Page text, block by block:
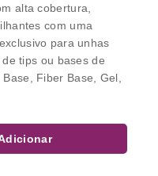
alta cobertura,
com uma
para unhas
tips ou bases de
Fiber Base, Gel,